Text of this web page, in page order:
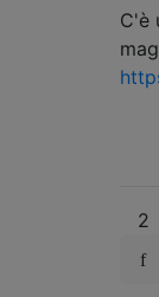
C'è
2